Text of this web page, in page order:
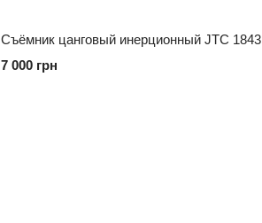
Съёмник цанговый инерционный JTC 1843
7 000 грн